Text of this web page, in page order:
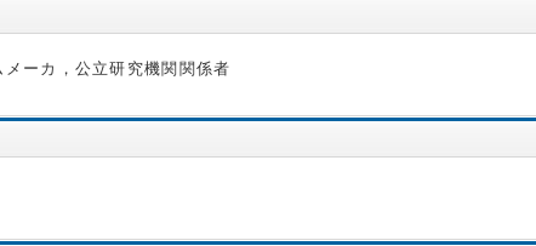
ーカ，公立研究機関関係者